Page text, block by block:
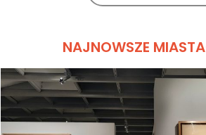
NAJNOWSZE